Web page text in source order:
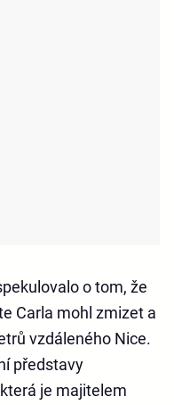
o tom, že
Carla mohl zmizet a
vzdáleného Nice.
představy
je majitelem